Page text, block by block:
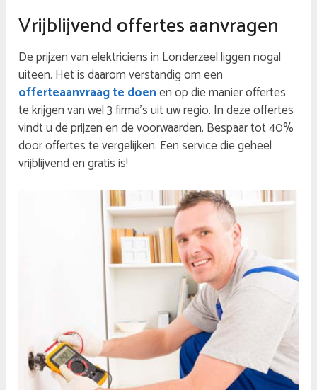
Vrijblijvend offertes aanvragen
De prijzen van elektriciens in Londerzeel liggen nogal
uiteen. Het is daarom verstandig om een
offerteaanvraag te doenen op die manier offertes
te krijgen van wel 3 firma’s uit uw regio. In deze offertes
vindt u de prijzen en de voorwaarden. Bespaar tot 40%
door offertes te vergelijken. Een service die geheel
vrijblijvend en gratis is!